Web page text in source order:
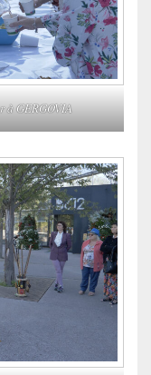
à GERGOVIA